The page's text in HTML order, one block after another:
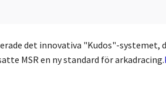
det innovativa "Kudos"-systemet,
MSR en ny standard för arkadracing.